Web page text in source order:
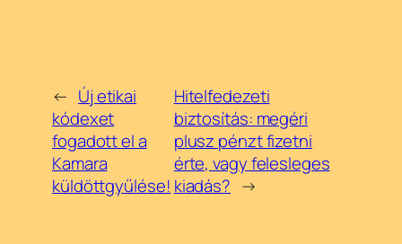
← Új etikai
kódexet
fogadott el a
Kamara
küldöttgyűlése!
Hitelfedezeti
biztosítás: megéri
plusz pénzt fizetni
érte, vagy felesleges
kiadás? →